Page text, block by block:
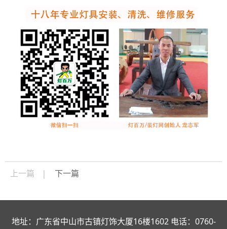
上一篇 下一篇
地址：广东省中山市古镇灯饰大厦16楼1602 电话：0760-